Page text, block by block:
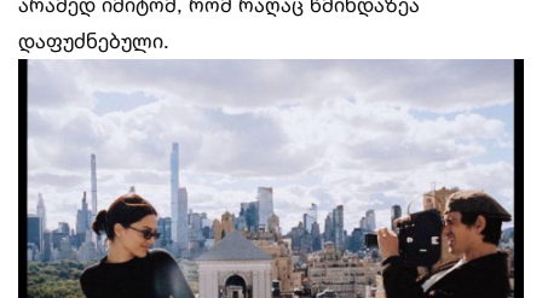
დაფუძნებული.